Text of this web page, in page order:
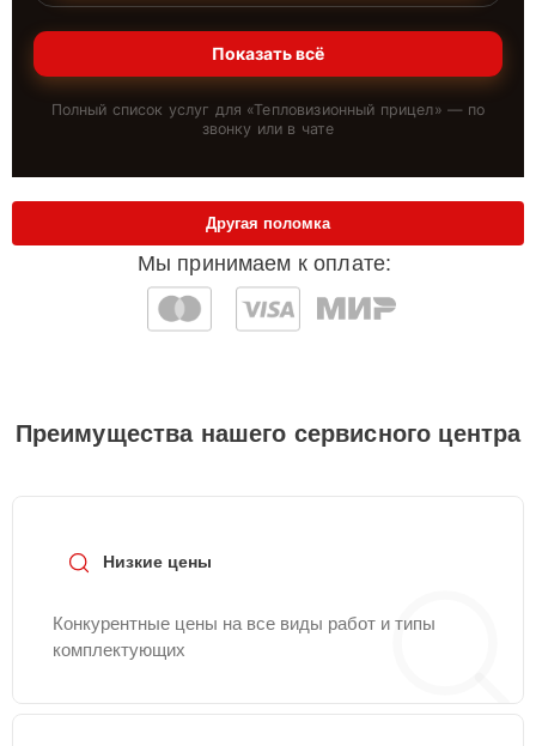
Показать всё
Полный список услуг для «Тепловизионный прицел» — по
звонку или в чате
Мы принимаем к оплате:
Другая поломка
Преимущества нашего сервисного центра
Низкие цены
Конкурентные цены на все виды работ и типы
комплектующих